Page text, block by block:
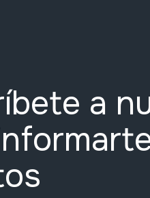
a